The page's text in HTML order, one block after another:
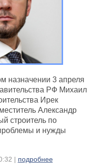
назначении 3 апреля
РФ Михаил
Ирек
Александр
строитель по
и нужды
| подробнее